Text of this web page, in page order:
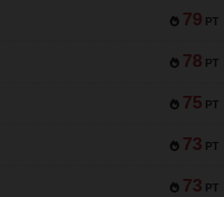
79 PT
78 PT
75 PT
73 PT
73 PT